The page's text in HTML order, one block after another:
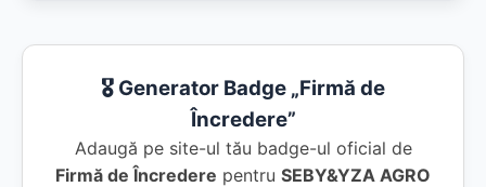
🎖️ Generator Badge „Firmă de
Încredere”
Adaugă pe site-ul tău badge-ul oficial de
Firmă de Încredere pentru SEBY&YZA AGRO